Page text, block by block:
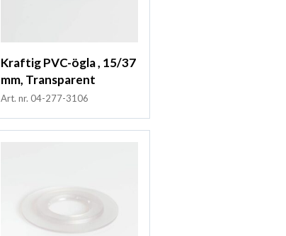
Kraftig PVC-ögla , 15/37
mm, Transparent
Art. nr. 04-277-3106